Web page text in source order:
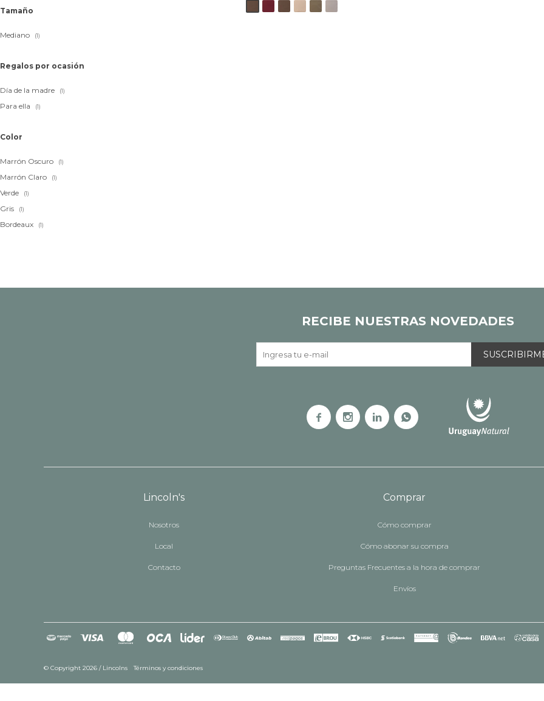
Tamaño
Mediano (1)
Regalos por ocasión
Día de la madre (1)
Para ella (1)
Color
Marrón Oscuro (1)
Marrón Claro (1)
Verde (1)
Gris (1)
Bordeaux (1)
Lincoln's
Nosotros
Local
Contacto
Comprar
Cómo comprar
Cómo abonar su compra
Preguntas Frecuentes a la hora de comprar
Envíos
RECIBE NUESTRAS NOVEDADES
   
© Copyright 2026 / Lincolns Términos y condiciones